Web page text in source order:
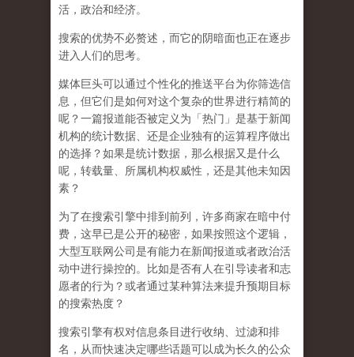
活，政治和经济。
搜索的优势不必赘述，而它的阴暗面也正在逐步
进入人们的思考。
媒体巨头可以通过个性化的推送平台为你筛选信
息，但它们是如何对这个复杂的世界进行精简的
呢？一篇报道能否被定义为「热门」是基于新闻
机构的统计数据、还是企业独有的运算程序做出
的选择？如果是统计数据，那么根据又是什么
呢，转载量、所属机构权威性，还是其他未知因
素？
为了在搜索引擎中排到前列，许多商家在暗中付
费，这早已是公开的秘密，如果按照这个逻辑，
大型互联网公司是有能力在新闻报道或者政治活
动中进行操控的。比如是否有人在引导读者和志
愿者的行为？或者通过某种算法来提升预期目标
的搜索热度？
搜索引擎有权对信息条目进行收纳、过滤和排
名，从而快速决定哪些话题可以成为长久的公众